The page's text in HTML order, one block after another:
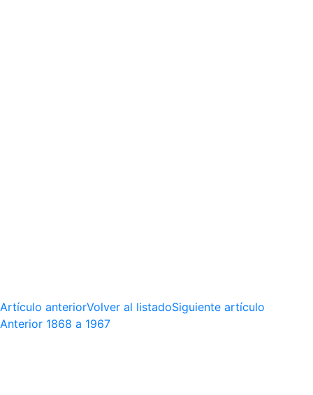
Artículo anteriorVolver al listadoSiguiente artículo
Anterior 1868 a 1967